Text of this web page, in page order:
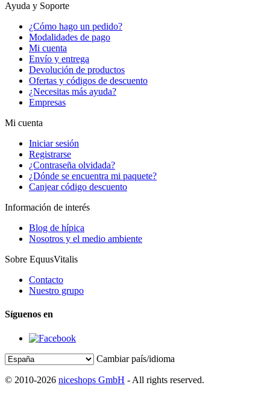
Ayuda y Soporte
¿Cómo hago un pedido?
Modalidades de pago
Mi cuenta
Envío y entrega
Devolución de productos
Ofertas y códigos de descuento
¿Necesitas más ayuda?
Empresas
Mi cuenta
Iniciar sesión
Registrarse
¿Contraseña olvidada?
¿Dónde se encuentra mi paquete?
Canjear código descuento
Información de interés
Blog de hípica
Nosotros y el medio ambiente
Sobre EquusVitalis
Contacto
Nuestro grupo
Síguenos en
Cambiar país/idioma
© 2010-2026 niceshops GmbH - All rights reserved.